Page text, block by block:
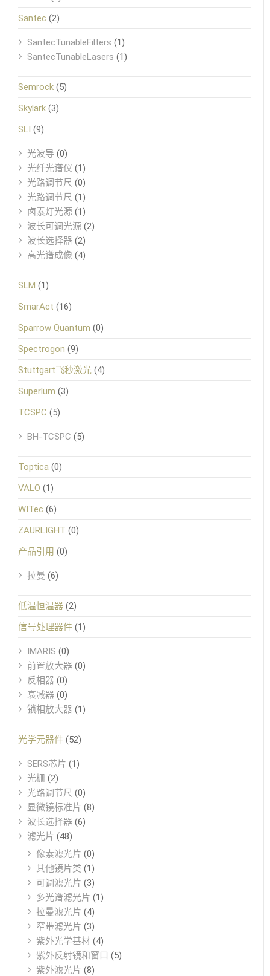
Santec (2)
SantecTunableFilters (1)
SantecTunableLasers (1)
Semrock (5)
Skylark (3)
SLI (9)
光波导 (0)
光纤光谱仪 (1)
光路调节尺 (0)
光路调节尺 (1)
卤素灯光源 (1)
波长可调光源 (2)
波长选择器 (2)
高光谱成像 (4)
SLM (1)
SmarAct (16)
Sparrow Quantum (0)
Spectrogon (9)
Stuttgart飞秒激光 (4)
Superlum (3)
TCSPC (5)
BH-TCSPC (5)
Toptica (0)
VALO (1)
WITec (6)
ZAURLIGHT (0)
产品引用 (0)
拉曼 (6)
低温恒温器 (2)
信号处理器件 (1)
IMARIS (0)
前置放大器 (0)
反相器 (0)
衰减器 (0)
锁相放大器 (1)
光学元器件 (52)
SERS芯片 (1)
光栅 (2)
光路调节尺 (0)
显微镜标准片 (8)
波长选择器 (6)
滤光片 (48)
像素滤光片 (0)
其他镜片类 (1)
可调滤光片 (3)
多光谱滤光片 (1)
拉曼滤光片 (4)
窄带滤光片 (3)
紫外光学基材 (4)
紫外反射镜和窗口 (5)
紫外滤光片 (8)